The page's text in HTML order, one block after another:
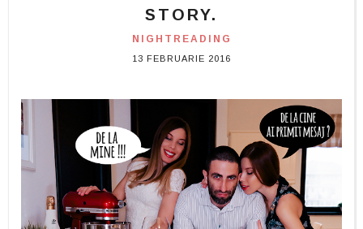
STORY.
NIGHTREADING
13 FEBRUARIE 2016